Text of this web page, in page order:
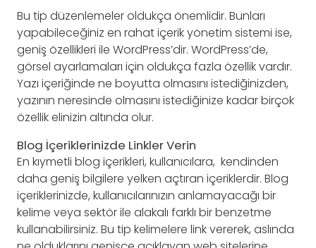
Bu tip düzenlemeler oldukça önemlidir. Bunları
yapabileceğiniz en rahat içerik yönetim sistemi ise,
geniş özellikleri ile WordPress’dir. WordPress’de,
görsel ayarlamaları için oldukça fazla özellik vardır.
Yazı içeriğinde ne boyutta olmasını istediğinizden,
yazının neresinde olmasını istediğinize kadar birçok
özellik elinizin altında olur.
Blog İçeriklerinizde Linkler Verin
En kıymetli blog içerikleri, kullanıcılara, kendinden
daha geniş bilgilere yelken açtıran içeriklerdir. Blog
içeriklerinizde, kullanıcılarınızın anlamayacağı bir
kelime veya sektör ile alakalı farklı bir benzetme
kullanabilirsiniz. Bu tip kelimelere link vererek, aslında